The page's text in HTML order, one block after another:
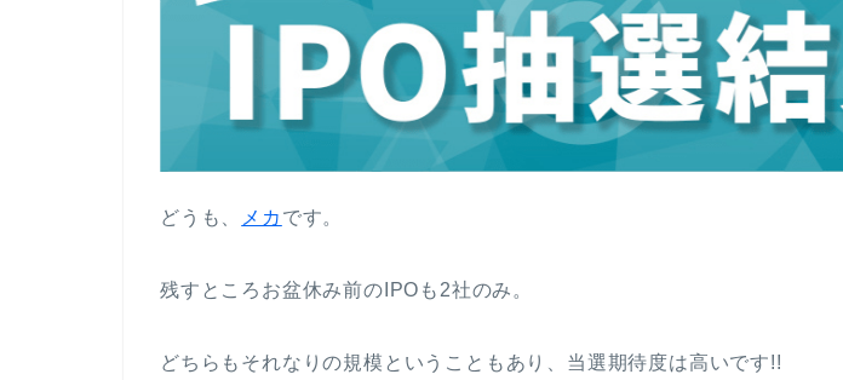
どうも、 メカ です。
残すところお盆休み前のIPOも2社のみ。
どちらもそれなりの規模ということもあり、当選期待度は高いです!!